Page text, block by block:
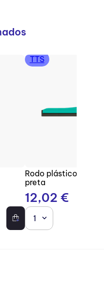
TTS
Rodo plástico com
preta
12,02 €
1